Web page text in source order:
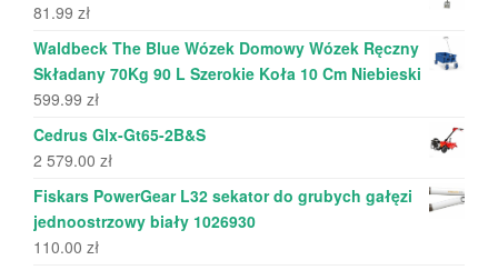
81.99 zł
Waldbeck The Blue Wózek Domowy Wózek Ręczny
Składany 70Kg 90 L Szerokie Koła 10 Cm Niebieski
599.99 zł
Cedrus Glx-Gt65-2B&S
2 579.00 zł
Fiskars PowerGear L32 sekator do grubych gałęzi
jednoostrzowy biały 1026930
110.00 zł